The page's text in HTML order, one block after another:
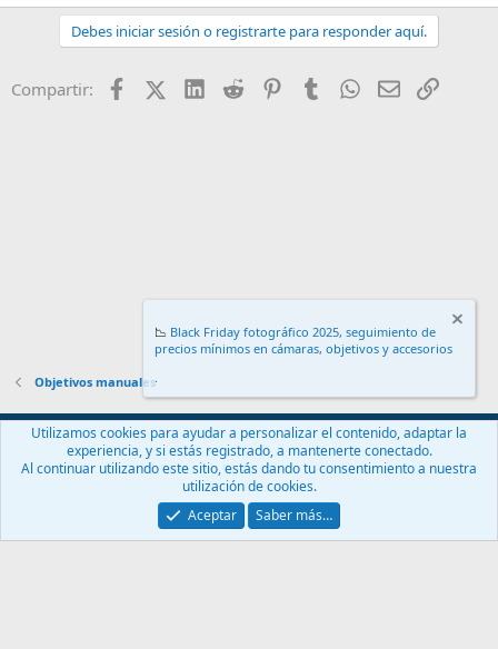
Debes iniciar sesión o registrarte para responder aquí.
Compartir: FacebookX (Twitter)
LinkedIn
Reddit PinterestTumblr WhatsApp
EmailEnlace
Objetivos manuales
Español (ES)
Contáctanos
Términos y reglas Política de privacidad
Ayuda
Community platform by XenForo® © 2010-2024 XenForo Ltd.
📉 Black Friday fotográfico 2025, seguimiento de
precios mínimos en cámaras, objetivos y accesorios
.
Utilizamos cookies para ayudar a personalizar el contenido, adaptar la
experiencia, y si estás registrado, a mantenerte conectado.
Al continuar utilizando este sitio, estás dando tu consentimiento a nuestra
utilización de cookies.
Aceptar
Saber más…